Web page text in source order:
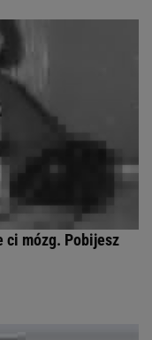
ci mózg. Pobijesz